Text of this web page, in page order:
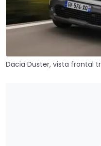
Dacia Duster, vista frontal